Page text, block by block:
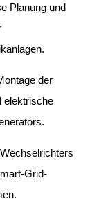
Planung und
der
elektrische
Grid-